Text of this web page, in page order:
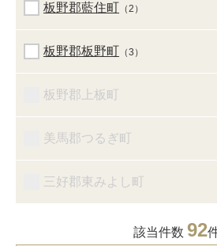
板野郡藍住町 （2）
板野郡板野町 （3）
板野郡上板町
美馬郡つるぎ町
三好郡東みよし町
該当件数 92